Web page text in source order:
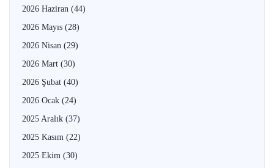
2026 Haziran (44)
2026 Mayıs (28)
2026 Nisan (29)
2026 Mart (30)
2026 Şubat (40)
2026 Ocak (24)
2025 Aralık (37)
2025 Kasım (22)
2025 Ekim (30)